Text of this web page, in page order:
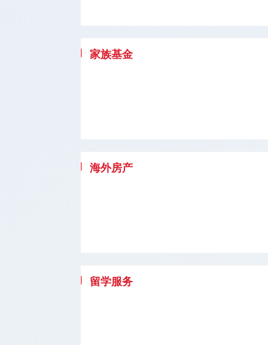
家族基金
海外房产
留学服务